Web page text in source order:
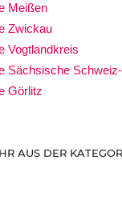
Meißen
Zwickau
Vogtlandkreis
Sächsische
Görlitz
AUS DER